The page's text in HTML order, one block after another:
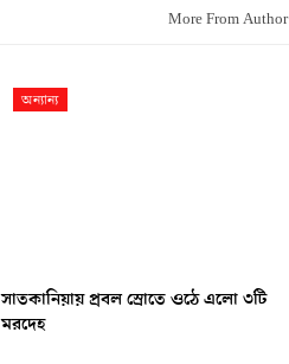
More From Author
অন্যান্য
সাতকানিয়ায় প্রবল স্রোতে ওঠে এলো ৩টি
মরদেহ